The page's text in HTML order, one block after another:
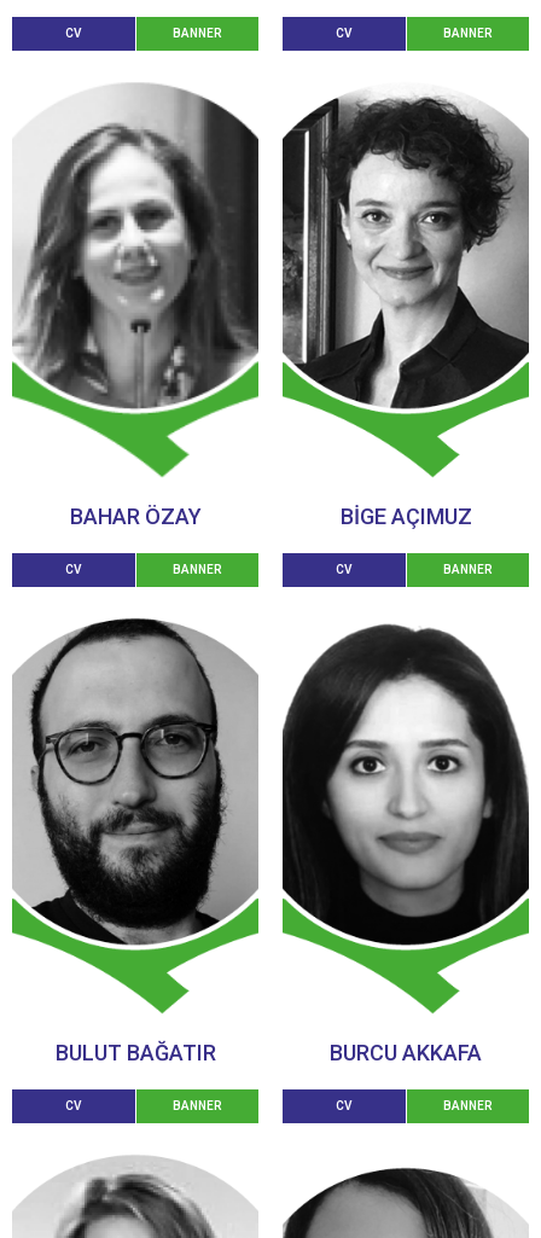
CV BANNER CV BANNER
BAHAR ÖZAY
CV BANNER
BİGE AÇIMUZ
CV BANNER
BULUT BAĞATIR
CV BANNER
BURCU AKKAFA
CV BANNER